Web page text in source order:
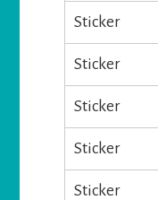
Sticker
Sticker
Sticker
Sticker
Sticker